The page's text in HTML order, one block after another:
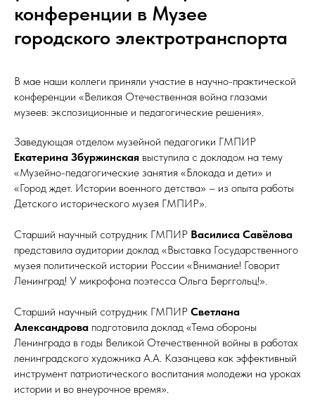
конференции в Музее
городского электротранспорта
В мае наши коллеги приняли участие в научно-практической
конференции «Великая Отечественная война глазами
музеев: экспозиционные и педагогические решения».
Заведующая отделом музейной педагогики ГМПИР
Екатерина Збуржинская выступила с докладом на тему
«Музейно-педагогические занятия «Блокада и дети» и
«Город ждет. Истории военного детства» – из опыта работы
Детского исторического музея ГМПИР».
Старший научный сотрудник ГМПИР Василиса Савёлова
представила аудитории доклад «Выставка Государственного
музея политической истории России «Внимание! Говорит
Ленинград! У микрофона поэтесса Ольга Берггольц!».
Старший научный сотрудник ГМПИР Светлана
Александрова подготовила доклад «Тема обороны
Ленинграда в годы Великой Отечественной войны в работах
ленинградского художника А.А. Казанцева как эффективный
инструмент патриотического воспитания молодежи на уроках
истории и во внеурочное время».